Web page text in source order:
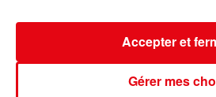
Gérer mes
Accepter et